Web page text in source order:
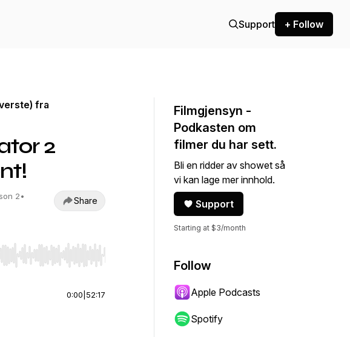
Support + Follow
fra
2
2•
Share
jump to start or end. Hold shift to jump forward or backward.
0:00 52:17
Filmgjensyn -
Podkasten om
filmer du har sett.
Bli en ridder av showet så
vi kan lage mer innhold.
Support
Starting at $3/month
Follow
Apple Podcasts
Spotify